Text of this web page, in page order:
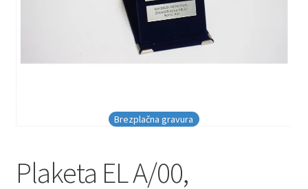
Brezplačna gravura
Plaketa EL A/00,